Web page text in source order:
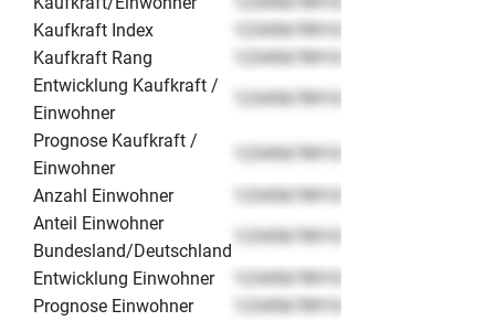
Kaufkraft Index
12345678910
Kaufkraft Rang
12345678910
Entwicklung Kaufkraft /
Einwohner
12345678910
Prognose Kaufkraft /
Einwohner
12345678910
Anzahl Einwohner
12345678910
Anteil Einwohner
Bundesland/Deutschland
12345678910
Entwicklung Einwohner
12345678910
Prognose Einwohner
12345678910